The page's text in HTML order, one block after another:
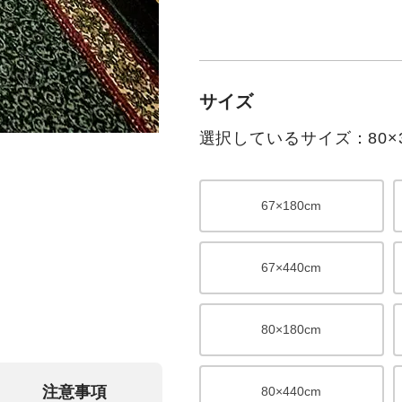
注意事項
サイズ
選択しているサイズ：
67×180cm
67×440cm
80×180cm
80×440cm